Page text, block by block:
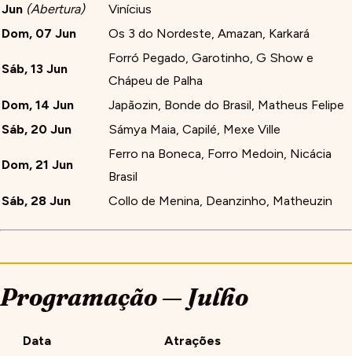
Jun (Abertura)
Vinícius
Dom, 07 Jun
Os 3 do Nordeste, Amazan, Karkará
Sáb, 13 Jun
Forró Pegado, Garotinho, G Show e
Chápeu de Palha
Dom, 14 Jun
Japãozin, Bonde do Brasil, Matheus Felipe
Sáb, 20 Jun
Sámya Maia, Capilé, Mexe Ville
Dom, 21 Jun
Ferro na Boneca, Forro Medoin, Nicácia
Brasil
Sáb, 28 Jun
Collo de Menina, Deanzinho, Matheuzin
Programação — Julho
Data
Atrações